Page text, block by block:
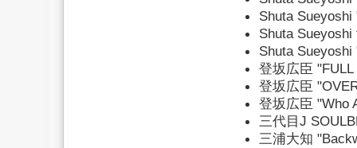
Shuta
Shuta
Shuta
登坂広臣 "FULL
登坂広臣
登坂広臣 "Who
三代目J
三浦大知